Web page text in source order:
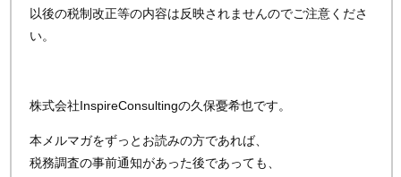
以後の税制改正等の内容は反映されませんのでご注意くださ
い。
株式会社InspireConsultingの久保憂希也です。
本メルマガをずっとお読みの方であれば、
税務調査の事前通知があった後であっても、